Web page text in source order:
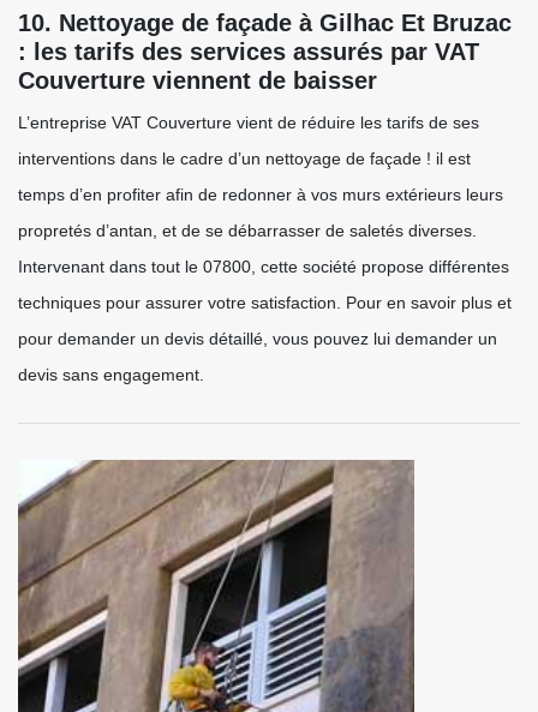
10. Nettoyage de façade à Gilhac Et Bruzac
: les tarifs des services assurés par VAT
Couverture viennent de baisser
L’entreprise VAT Couverture vient de réduire les tarifs de ses
interventions dans le cadre d’un nettoyage de façade ! il est
temps d’en profiter afin de redonner à vos murs extérieurs leurs
propretés d’antan, et de se débarrasser de saletés diverses.
Intervenant dans tout le 07800, cette société propose différentes
techniques pour assurer votre satisfaction. Pour en savoir plus et
pour demander un devis détaillé, vous pouvez lui demander un
devis sans engagement.